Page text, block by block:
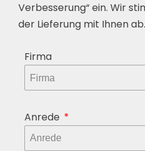
Verbesserung“ ein. Wir
der Lieferung mit Ihnen ab.
Firma
Anrede